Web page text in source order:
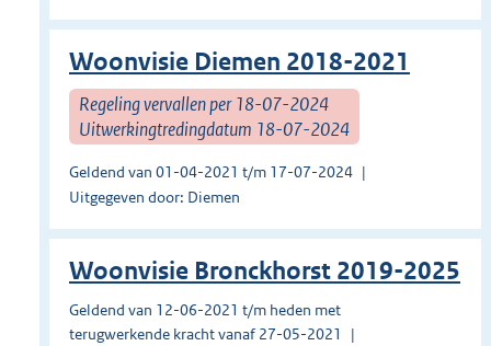
Woonvisie Diemen 2018-2021
Regeling vervallen per 18-07-2024
Uitwerkingtredingdatum 18-07-2024
Geldend van 01-04-2021 t/m 17-07-2024
Uitgegeven door: Diemen
Woonvisie Bronckhorst 2019-2025
Geldend van 12-06-2021 t/m heden met
terugwerkende kracht vanaf 27-05-2021